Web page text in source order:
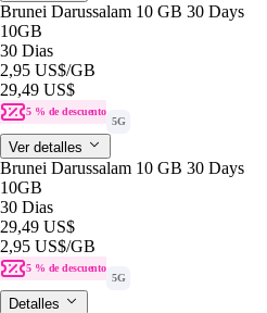
Brunei Darussalam 10 GB 30 Days
10GB
30 Dias
2,95 US$/GB
29,49 US$
5 % de descuento
5G
Ver detalles
Brunei Darussalam 10 GB 30 Days
10GB
30 Dias
29,49 US$
2,95 US$/GB
5 % de descuento
5G
Detalles